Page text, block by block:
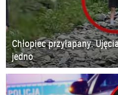
Chłopiec przyłapany.
jedno